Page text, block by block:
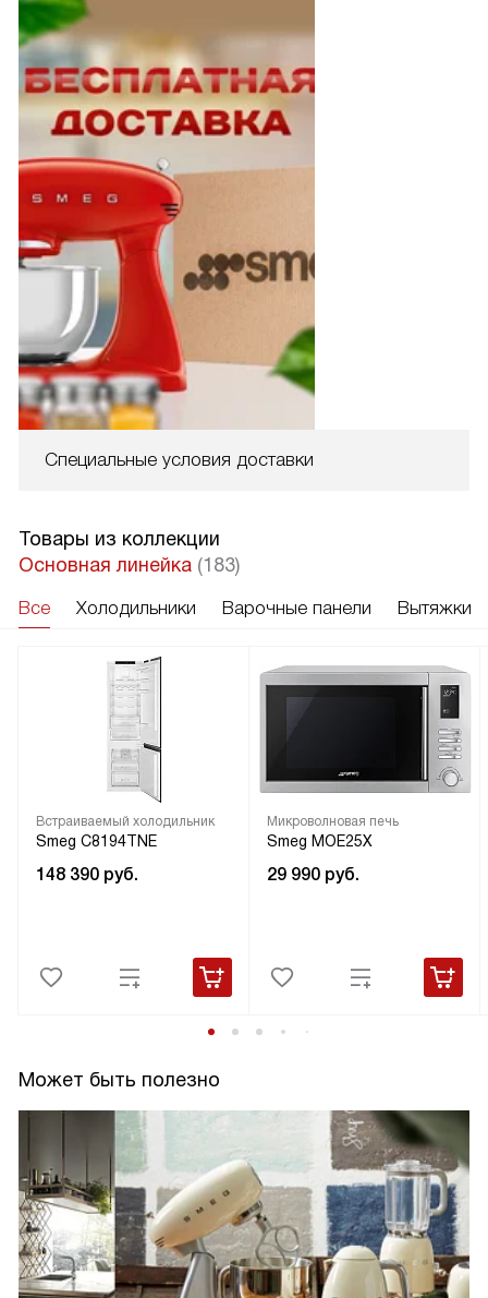
Специальные условия доставки
Товары из коллекции
Основная линейка (183)
Все Холодильники Варочные панели Вытяжки
Встраиваемый холодильник
Smeg C8194TNE
148 390 руб.
Микроволновая печь
Smeg MOE25X
29 990 руб.
Может быть полезно